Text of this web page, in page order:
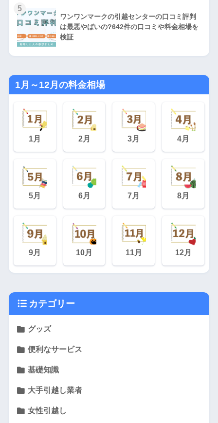
5
ワンワンマークの引越センターの口コミ評判
は最悪やばいの?642件の口コミや料金相場を
検証
1月～12月の料金相場
1月 2月 3月 4月
5月 6月 7月 8月
9月 10月 11月 12月
カテゴリー
グッズ
便利なサービス
基礎知識
大手引越し業者
女性引越し